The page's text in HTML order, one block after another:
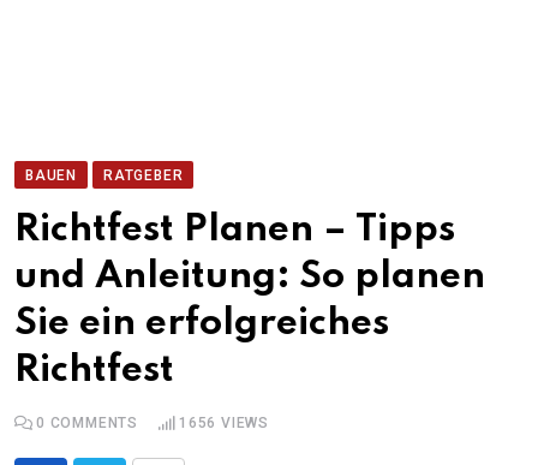
BAUEN RATGEBER
Richtfest Planen – Tipps
und Anleitung: So planen
Sie ein erfolgreiches
Richtfest
0 COMMENTS 1656 VIEWS